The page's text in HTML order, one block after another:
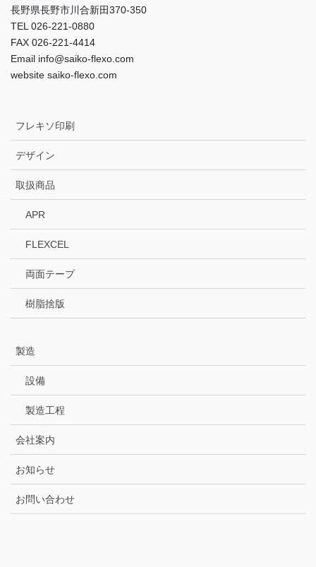
長野県長野市川合新田370-350
TEL 026-221-0880
FAX 026-221-4414
Email info@saiko-flexo.com
website saiko-flexo.com
フレキソ印刷
デザイン
取扱商品
APR
FLEXCEL
両面テープ
樹脂捨版
製造
設備
製造工程
会社案内
お知らせ
お問い合わせ